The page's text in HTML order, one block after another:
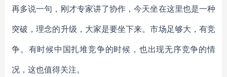
再多说一句，刚才专家讲了协作，今天坐在这里也是一种
突破，理念的升级，大家是要坐下来。市场足够大，有竞
争。有时候中国扎堆竞争的时候，也出现无序竞争的情
况，这也值得关注。